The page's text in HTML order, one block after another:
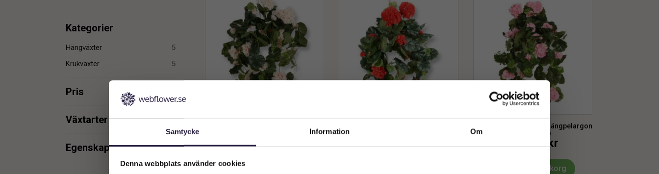
Samtycke Information Om
Denna webbplats använder cookies
Kategorier
Hängväxter
5
Krukväxter
5
Pris
Växtarter
Egenskaper
1
Från:589
Lägg till i varukorg
Pelargon | Konstgjord hängpelargon
rosa 65 cm
kr
Lägg till i varukorg
Välkommen till Webflower
Vilken typ av kund är du? Du kan alltid justera ditt val längst upp